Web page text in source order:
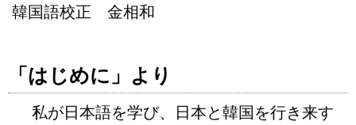
韓国語校正 金相和
「はじめに」より
私が日本語を学び、日本と韓国を行き来す